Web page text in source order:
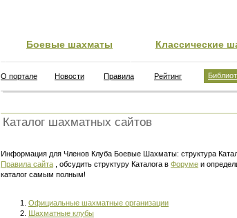
Боевые шахматы Классические
О портале Новости Правила Рейтинг
Каталог шахматных сайтов
Информация для Членов Клуба Боевые Шахматы: структура
Правила сайта , обсудить структуру Каталога в Форуме и
каталог самым полным!
Официальные шахматные организации
Шахматные клубы